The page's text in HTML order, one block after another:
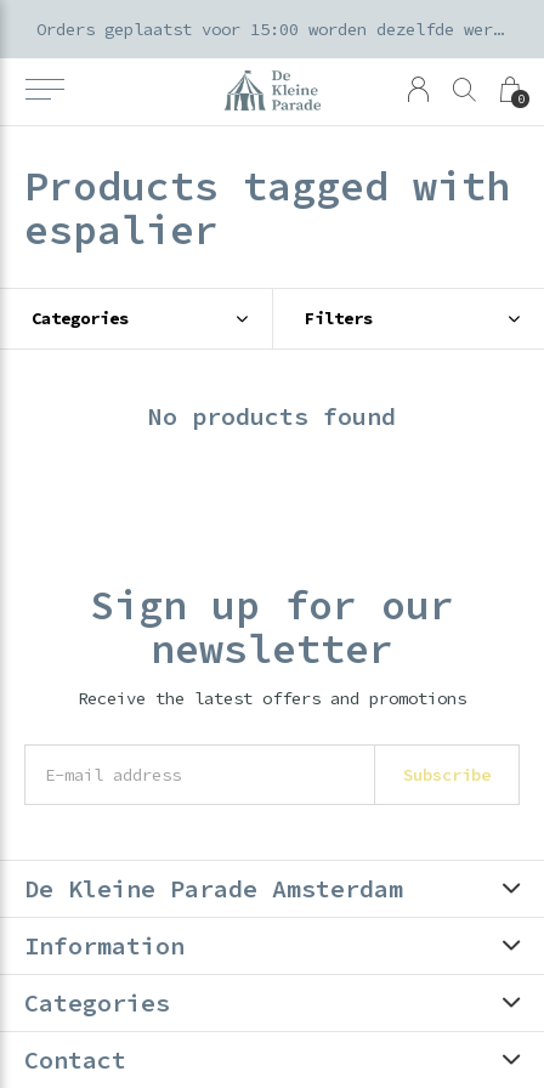
0
Orders geplaatst voor 15:00 worden dezelfde werkdag verzonden
Products tagged with
espalier
Categories Filters
No products found
Sign up for our
newsletter
Receive the latest offers and promotions
Subscribe
De Kleine Parade Amsterdam
Information
Categories
Contact